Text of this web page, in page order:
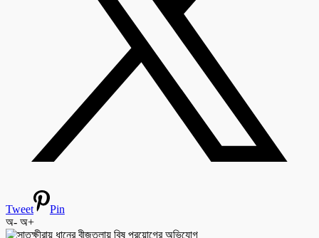
Tweet
Pin
অ- অ+